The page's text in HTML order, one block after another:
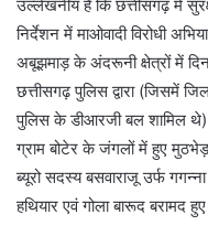
उल्लेखनीय है कि छत्तीसगढ़ में
निर्देशन में माओवादी विरोधी
अबूझमाड़ के अंदरूनी क्षेत्रों में
छत्तीसगढ़ पुलिस द्वारा (जिसमें
पुलिस के डीआरजी बल शामिल
ग्राम बोटेर के जंगलों में हुए मुठभेड़
ब्यूरो सदस्य बसवाराजू उर्फ
हथियार एवं गोला बारूद बरामद